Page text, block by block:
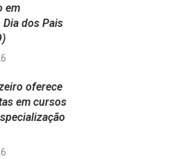
em
dos Pais
oferece
em cursos